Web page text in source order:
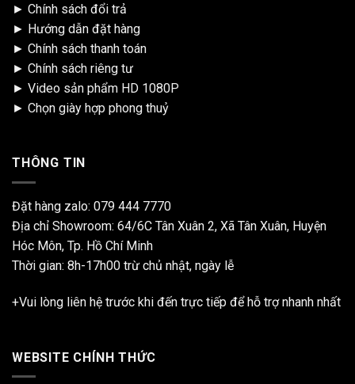
► Chính sách đổi trả
► Hướng dẫn đặt hàng
► Chính sách thanh toán
► Chính sách riêng tư
► Video sản phẩm HD 1080P
► Chọn giày hợp phong thuỷ
THÔNG TIN
Đặt hàng zalo: 079 444 7770
Địa chỉ Showroom: 64/6C Tân Xuân 2, Xã Tân Xuân, Huyện
Hóc Môn, Tp. Hồ Chí Minh
Thời gian: 8h-17h00 trừ chủ nhật, ngày lễ
+Vui lòng liên hệ trước khi đến trực tiếp để hỗ trợ nhanh nhất
WEBSITE CHÍNH THỨC